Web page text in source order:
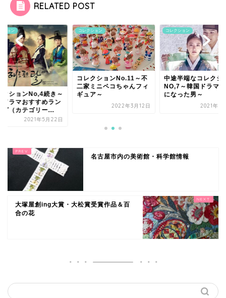
RELATED POST
続き～
ラン
...
コレクション
コレクションNo.11～不
二家ミニペコちゃんフィ
ギュア～
コレクション
中途半端なコレクション
NO,7～韓国ドラマ・王
コレク
キン
名古屋市内の美術館・科学館情報
大塚屋創ing大賞・大松賞受賞作品＆百
合の花